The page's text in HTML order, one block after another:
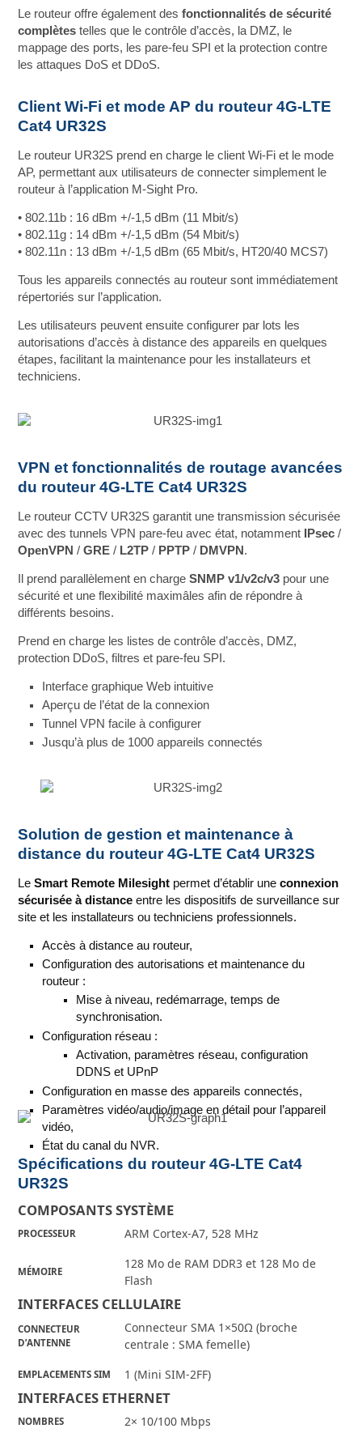
Le routeur offre également desfonctionnalités de sécurité
complètes telles que le contrôle d’accès, la DMZ, le
mappage des ports, les pare-feu SPI et la protection contre
les attaques DoS et DDoS.
Client Wi-Fi et mode AP du routeur 4G-LTE
Cat4 UR32S
Le routeur UR32S prend en charge le client Wi-Fi et le mode
AP, permettant aux utilisateurs de connecter simplement le
routeur à l’application M-Sight Pro.
• 802.11b : 16 dBm +/-1,5 dBm (11 Mbit/s)
• 802.11g : 14 dBm +/-1,5 dBm (54 Mbit/s)
• 802.11n : 13 dBm +/-1,5 dBm (65 Mbit/s, HT20/40 MCS7)
Tous les appareils connectés au routeur sont immédiatement
répertoriés sur l’application.
Les utilisateurs peuvent ensuite configurer par lots les
autorisations d’accès à distance des appareils en quelques
étapes, facilitant la maintenance pour les installateurs et
techniciens.
VPN et fonctionnalités de routage avancées
du routeur 4G-LTE Cat4 UR32S
Le routeur CCTV UR32S garantit une transmission sécurisée
avec des tunnels VPN pare-feu avec état, notamment IPsec /
OpenVPN /GRE / L2TP / PPTP / DMVPN.
Il prend parallèlement en chargeSNMP v1/v2c/v3 pour une
sécurité et une flexibilité maximâles afin de répondre à
différents besoins.
Prend en charge les listes de contrôle d’accès, DMZ,
protection DDoS, filtres et pare-feu SPI.
Interface graphique Web intuitive
Aperçu de l’état de la connexion
Tunnel VPN facile à configurer
Jusqu’à plus de 1000 appareils connectés
Solution de gestion et maintenance à
distance du routeur 4G-LTE Cat4 UR32S
LeSmart Remote Milesight permet d’établir uneconnexion
sécurisée à distance entre les dispositifs de surveillance sur
site et les installateurs ou techniciens professionnels.
Accès à distance au routeur,
Configuration des autorisations et maintenance du
routeur :
Mise à niveau, redémarrage, temps de
synchronisation.
Configuration réseau :
Activation, paramètres réseau, configuration
DDNS et UPnP
Configuration en masse des appareils connectés,
Paramètres vidéo/audio/image en détail pour l’appareil
vidéo,
État du canal du NVR.
Spécifications du routeur 4G-LTE Cat4
UR32S
COMPOSANTS SYSTÈME
PROCESSEUR ARM Cortex-A7, 528 MHz
MÉMOIRE
128 Mo de RAM DDR3 et 128 Mo de
Flash
INTERFACES CELLULAIRE
CONNECTEUR
D’ANTENNE
Connecteur SMA 1×50Ω (broche
centrale : SMA femelle)
EMPLACEMENTS SIM 1 (Mini SIM-2FF)
INTERFACES ETHERNET
NOMBRES 2× 10/100 Mbps